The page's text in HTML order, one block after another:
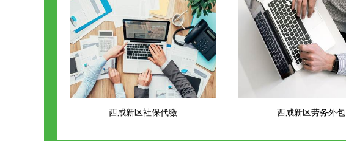
西咸新区社保代缴 西咸新区劳务外包